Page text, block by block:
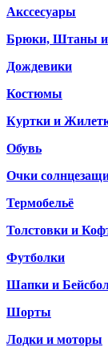
Акссесуары
Брюки, Штаны и
Дождевики
Костюмы
Куртки и
Обувь
Очки
Термобельё
Толстовки и
Футболки
Шапки и
Шорты
Лодки и моторы